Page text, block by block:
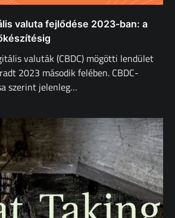
valuta fejlődése 2023-ban: a
valuták (CBDC) mögötti lendület
2023 második felében. CBDC-
szerint jelenleg…